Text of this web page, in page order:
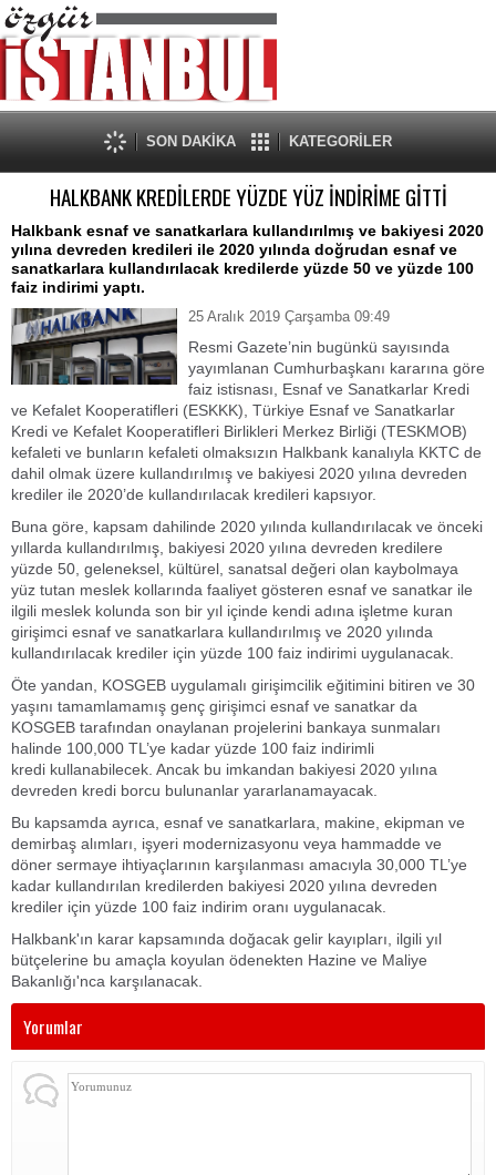
SON DAKİKA KATEGORİLER
HALKBANK KREDİLERDE YÜZDE YÜZ İNDİRİME GİTTİ
Halkbank esnaf ve sanatkarlara kullandırılmış ve bakiyesi 2020
yılına devreden kredileri ile 2020 yılında doğrudan esnaf ve
sanatkarlara kullandırılacak kredilerde yüzde 50 ve yüzde 100
faiz indirimi yaptı.
25 Aralık 2019 Çarşamba 09:49
Resmi Gazete’nin bugünkü sayısında
yayımlanan Cumhurbaşkanı kararına göre
faiz istisnası, Esnaf ve Sanatkarlar Kredi
ve Kefalet Kooperatifleri (ESKKK), Türkiye Esnaf ve Sanatkarlar
Kredi ve Kefalet Kooperatifleri Birlikleri Merkez Birliği (TESKMOB)
kefaleti ve bunların kefaleti olmaksızın Halkbank kanalıyla KKTC de
dahil olmak üzere kullandırılmış ve bakiyesi 2020 yılına devreden
krediler ile 2020’de kullandırılacak kredileri kapsıyor.
Buna göre, kapsam dahilinde 2020 yılında kullandırılacak ve önceki
yıllarda kullandırılmış, bakiyesi 2020 yılına devreden kredilere
yüzde 50, geleneksel, kültürel, sanatsal değeri olan kaybolmaya
yüz tutan meslek kollarında faaliyet gösteren esnaf ve sanatkar ile
ilgili meslek kolunda son bir yıl içinde kendi adına işletme kuran
girişimci esnaf ve sanatkarlara kullandırılmış ve 2020 yılında
kullandırılacak krediler için yüzde 100 faiz indirimi uygulanacak.
Öte yandan, KOSGEB uygulamalı girişimcilik eğitimini bitiren ve 30
yaşını tamamlamamış genç girişimci esnaf ve sanatkar da
KOSGEB tarafından onaylanan projelerini bankaya sunmaları
halinde 100,000 TL’ye kadar yüzde 100 faiz indirimli
kredi kullanabilecek. Ancak bu imkandan bakiyesi 2020 yılına
devreden kredi borcu bulunanlar yararlanamayacak.
Bu kapsamda ayrıca, esnaf ve sanatkarlara, makine, ekipman ve
demirbaş alımları, işyeri modernizasyonu veya hammadde ve
döner sermaye ihtiyaçlarının karşılanması amacıyla 30,000 TL’ye
kadar kullandırılan kredilerden bakiyesi 2020 yılına devreden
krediler için yüzde 100 faiz indirim oranı uygulanacak.
Halkbank'ın karar kapsamında doğacak gelir kayıpları, ilgili yıl
bütçelerine bu amaçla koyulan ödenekten Hazine ve Maliye
Bakanlığı'nca karşılanacak.
Yorumlar